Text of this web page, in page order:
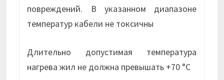
повреждений. В указанном диапазоне
температур кабели не токсичны
Длительно допустимая температура
нагрева жил не должна превышать +70 °С